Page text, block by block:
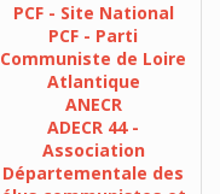
PCF - Site National
PCF - Parti
Communiste de Loire
Atlantique
ANECR
ADECR 44 -
Association
Départementale des